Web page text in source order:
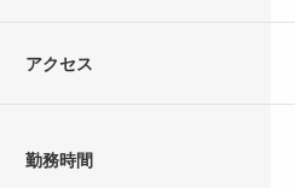
アクセス
勤務時間